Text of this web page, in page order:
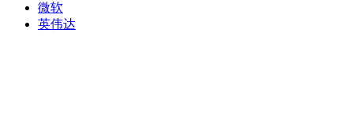
微软
英伟达